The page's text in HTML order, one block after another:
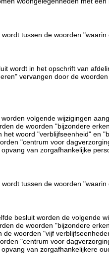
tussen de woorden
wordt in het opschrift van
vervangen door de
volgende wijzigingen
de woorden "bijzondere
het woord "verblijfseenheid" en
"centrum voor
van zorgafhankelijke
tussen de woorden
besluit worden de volgende
de woorden "bijzondere
de woorden "vijf
"centrum voor
van zorgafhankelijkere